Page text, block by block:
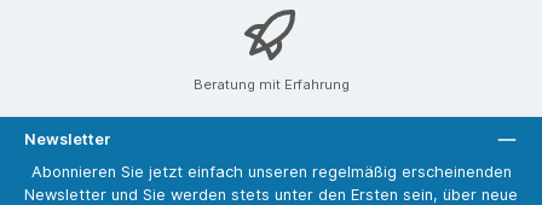
Beratung mit Erfahrung
Newsletter
Abonnieren Sie jetzt einfach unseren regelmäßig erscheinenden
Newsletter und Sie werden stets unter den Ersten sein, über neue